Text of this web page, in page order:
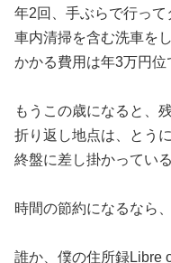
年2回、手ぶらで行って
車内清掃を含む洗車を
かかる費用は年3万円位
もうこの歳になると、
折り返し地点は、とうに
終盤に差し掛かってい
時間の節約になるなら
誰か、僕の住所録Libre